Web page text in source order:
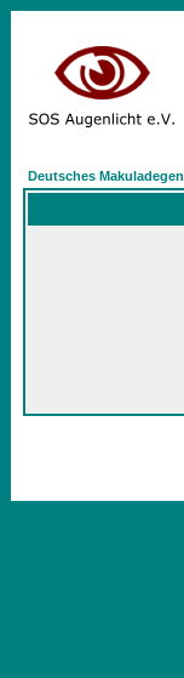
Deutsches